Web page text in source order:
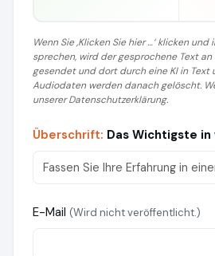
Wenn Sie ‚Klicken Sie hier …‘ klicken
sprechen, wird der gesprochene Text
gesendet und dort durch eine KI in Text
Audiodaten werden danach gelöscht.
unserer Datenschutzerklärung.
Überschrift: Das Wichtigste
E-Mail (Wird nicht veröffentlicht.)